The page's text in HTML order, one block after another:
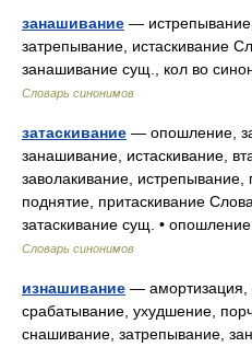
занашивание —
затрепывание, истаскивание
занашивание сущ., кол во
Словарь синонимов
затаскивание — опошление,
занашивание, истаскивание,
заволакивание, истрепывание,
поднятие, притаскивание
затаскивание сущ. •
Словарь синонимов
изнашивание — амортизация,
срабатывание, ухудшение,
снашивание, затрепывание,